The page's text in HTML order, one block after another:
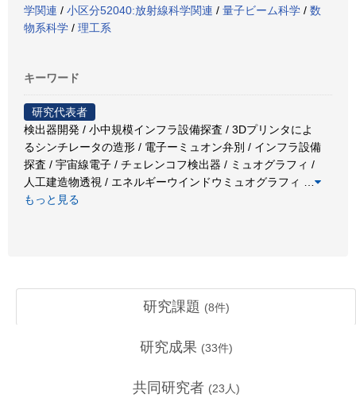
学関連 / 小区分52040:放射線科学関連 / 量子ビーム科学 / 数
物系科学 / 理工系
キーワード
研究代表者
検出器開発 / 小中規模インフラ設備探査 / 3Dプリンタによ
るシンチレータの造形 / 電子ーミュオン弁別 / インフラ設備
探査 / 宇宙線電子 / チェレンコフ検出器 / ミュオグラフィ /
人工建造物透視 / エネルギーウインドウミュオグラフィ
もっと見る
研究課題 (8件)
研究成果 (33件)
共同研究者 (23 人)